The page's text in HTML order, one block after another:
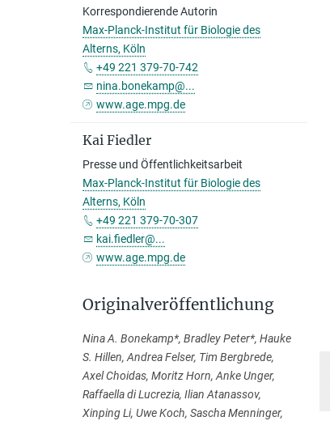
Korrespondierende Autorin
Max-Planck-Institut für Biologie des
Alterns, Köln
+49 221 379-70-742
nina.bonekamp@...
www.age.mpg.de
Kai Fiedler
Presse und Öffentlichkeitsarbeit
Max-Planck-Institut für Biologie des
Alterns, Köln
+49 221 379-70-307
kai.fiedler@...
www.age.mpg.de
Originalveröffentlichung
Nina A. Bonekamp*, Bradley Peter*, Hauke
S. Hillen, Andrea Felser, Tim Bergbrede,
Axel Choidas, Moritz Horn, Anke Unger,
Raffaella di Lucrezia, Ilian Atanassov,
Xinping Li, Uwe Koch, Sascha Menninger,